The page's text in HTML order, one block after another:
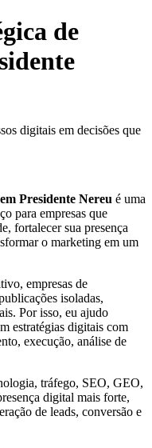
de
digitais em decisões que
Presidente Nereu é uma
para empresas que
fortalecer sua presença
o marketing em um
empresas de
isoladas,
Por isso, eu ajudo
estratégias digitais com
execução, análise de
tráfego, SEO, GEO,
digital mais forte,
de leads, conversão e